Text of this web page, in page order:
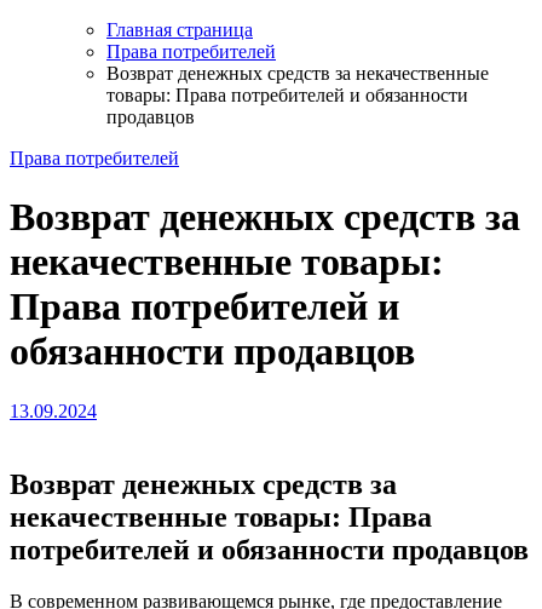
Главная страница
Права потребителей
Возврат денежных средств за некачественные
товары: Права потребителей и обязанности
продавцов
Права потребителей
Возврат денежных средств за
некачественные товары:
Права потребителей и
обязанности продавцов
13.09.2024
Возврат денежных средств за
некачественные товары: Права
потребителей и обязанности продавцов
В современном развивающемся рынке, где предоставление